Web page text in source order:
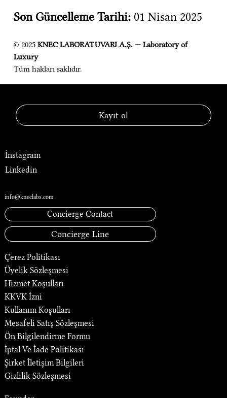
Son Güncelleme Tarihi: 01 Nisan 2025
© 2025 KNEC LABORATUVARI A.Ş. — Laboratory of
Luxury
Tüm hakları saklıdır.
Kayıt ol
İnstagram
Linkedin
info@kneclabs.com
Concierge Contact
Concierge Line
Çerez Politikası
Üyelik Sözleşmesi
Hizmet Koşulları
KKVK İzni
Kullanım Koşulları
Mesafeli Satış Sözleşmesi
Ön Bilgilendirme Formu
İptal Ve İade Politikası
Şirket İletişim Bilgileri
Gizlilik Sözleşmesi